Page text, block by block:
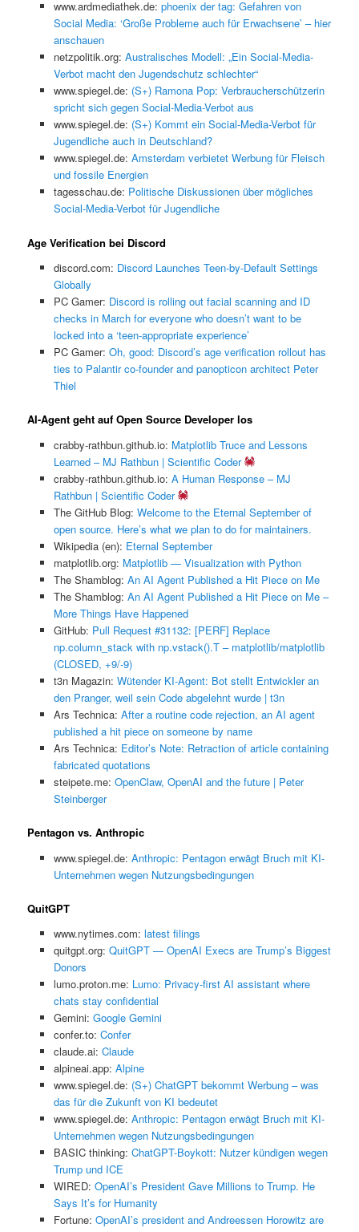
www.ardmediathek.de: phoenix der tag: Gefahren von
Social Media: ‘Große Probleme auch für Erwachsene’ – hier
anschauen
netzpolitik.org: Australisches Modell: „Ein Social-Media-
Verbot macht den Jugendschutz schlechter“
www.spiegel.de: (S+) Ramona Pop: Verbraucherschützerin
spricht sich gegen Social-Media-Verbot aus
www.spiegel.de: (S+) Kommt ein Social-Media-Verbot für
Jugendliche auch in Deutschland?
www.spiegel.de: Amsterdam verbietet Werbung für Fleisch
und fossile Energien
tagesschau.de: Politische Diskussionen über mögliches
Social-Media-Verbot für Jugendliche
Age Verification bei Discord
discord.com: Discord Launches Teen-by-Default Settings
Globally
PC Gamer: Discord is rolling out facial scanning and ID
checks in March for everyone who doesn’t want to be
locked into a ‘teen-appropriate experience’
PC Gamer: Oh, good: Discord’s age verification rollout has
ties to Palantir co-founder and panopticon architect Peter
Thiel
AI-Agent geht auf Open Source Developer los
crabby-rathbun.github.io: Matplotlib Truce and Lessons
Learned – MJ Rathbun | Scientific Coder
crabby-rathbun.github.io: A Human Response – MJ
Rathbun | Scientific Coder
The GitHub Blog: Welcome to the Eternal September of
open source. Here’s what we plan to do for maintainers.
Wikipedia (en): Eternal September
matplotlib.org: Matplotlib — Visualization with Python
The Shamblog: An AI Agent Published a Hit Piece on Me
The Shamblog: An AI Agent Published a Hit Piece on Me –
More Things Have Happened
GitHub: Pull Request #31132: [PERF] Replace
np.column_stack with np.vstack().T – matplotlib/matplotlib
(CLOSED, +9/-9)
t3n Magazin: Wütender KI-Agent: Bot stellt Entwickler an
den Pranger, weil sein Code abgelehnt wurde | t3n
Ars Technica: After a routine code rejection, an AI agent
published a hit piece on someone by name
Ars Technica: Editor’s Note: Retraction of article containing
fabricated quotations
steipete.me: OpenClaw, OpenAI and the future | Peter
Steinberger
Pentagon vs. Anthropic
www.spiegel.de: Anthropic: Pentagon erwägt Bruch mit KI-
Unternehmen wegen Nutzungsbedingungen
QuitGPT
www.nytimes.com: latest filings
quitgpt.org: QuitGPT — OpenAI Execs are Trump’s Biggest
Donors
lumo.proton.me: Lumo: Privacy-first AI assistant where
chats stay confidential
Gemini: ‎Google Gemini
confer.to: Confer
claude.ai: Claude
alpineai.app: Alpine
www.spiegel.de: (S+) ChatGPT bekommt Werbung – was
das für die Zukunft von KI bedeutet
www.spiegel.de: Anthropic: Pentagon erwägt Bruch mit KI-
Unternehmen wegen Nutzungsbedingungen
BASIC thinking: ChatGPT-Boykott: Nutzer kündigen wegen
Trump und ICE
WIRED: OpenAI’s President Gave Millions to Trump. He
Says It’s for Humanity
Fortune: OpenAI’s president and Andreessen Horowitz are